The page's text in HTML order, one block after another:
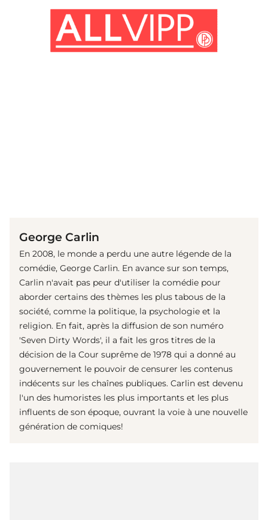
George Carlin
En 2008, le monde a perdu une autre légende de la
comédie, George Carlin. En avance sur son temps,
Carlin n'avait pas peur d'utiliser la comédie pour
aborder certains des thèmes les plus tabous de la
société, comme la politique, la psychologie et la
religion. En fait, après la diffusion de son numéro
'Seven Dirty Words', il a fait les gros titres de la
décision de la Cour suprême de 1978 qui a donné au
gouvernement le pouvoir de censurer les contenus
indécents sur les chaînes publiques. Carlin est devenu
l'un des humoristes les plus importants et les plus
influents de son époque, ouvrant la voie à une nouvelle
génération de comiques!